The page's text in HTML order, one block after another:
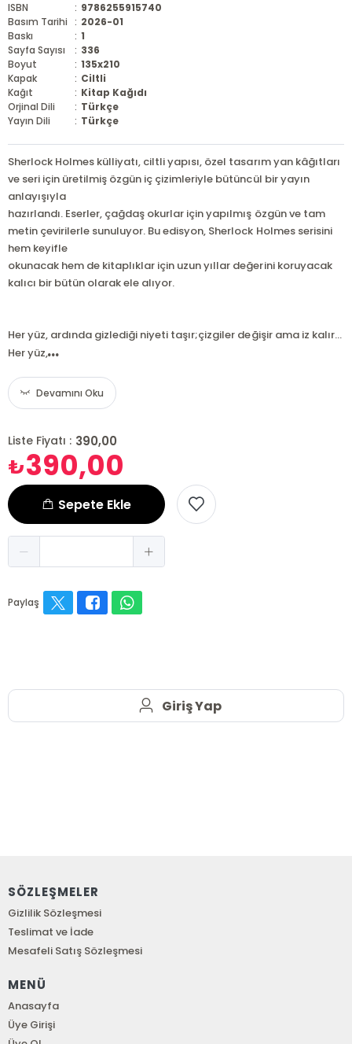
ISBN : 9786255915740
Basım Tarihi : 2026-01
Baskı
: 1
Sayfa Sayısı
: 336
Boyut
: 135x210
Kapak
: Ciltli
Kağıt
: Kitap Kağıdı
Orjinal Dili
: Türkçe
Yayın Dili
: Türkçe
Sherlock Holmes külliyatı, ciltli yapısı, özel tasarım yan kâğıtları
ve seri için üretilmiş özgün iç çizimleriyle bütüncül bir yayın
anlayışıyla
hazırlandı. Eserler, çağdaş okurlar için yapılmış özgün ve tam
metin çevirilerle sunuluyor. Bu edisyon, Sherlock Holmes serisini
hem keyifle
okunacak hem de kitaplıklar için uzun yıllar değerini koruyacak
kalıcı bir bütün olarak ele alıyor.
Her yüz, ardında gizlediği niyeti taşır;çizgiler değişir ama iz kalır...
Her yüz,...
Devamını Oku
Liste Fiyatı : 390,00
₺390,00
Sepete Ekle
Paylaş
Giriş Yap
SÖZLEŞMELER
Gizlilik Sözleşmesi
Teslimat ve İade
Mesafeli Satış Sözleşmesi
MENÜ
Anasayfa
Üye Girişi